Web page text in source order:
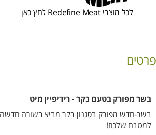
לכל מוצרי Redefine Meat לחץ כאן
פרטים
בשר מפורק בטעם בקר - רידיפיין מיט
בשר-חדש מפורק בסגנון בקר מביא בשורה חדשה
למטבח שלכם!